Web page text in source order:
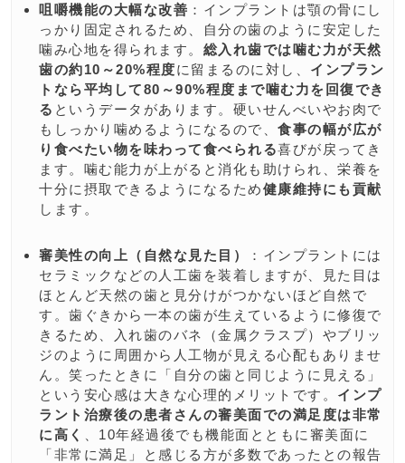
咀嚼機能の大幅な改善 ：インプラントは顎の骨にし
っかり固定されるため、自分の歯のように安定した
噛み心地を得られます。 総入れ歯では噛む力が天然
歯の約10～20%程度に留まるのに対し、 インプラン
トなら平均して80～90%程度まで噛む力を回復でき
る というデータがあります​。硬いせんべいやお肉で
もしっかり噛めるようになるので、 食事の幅が広が
り食べたい物を味わって食べられる喜びが戻ってき
ます。噛む能力が上がると消化も助けられ、栄養を
十分に摂取できるようになるため健康維持にも貢献
します。
審美性の向上（自然な見た目）
：インプラントには
セラミックなどの人工歯を装着しますが、見た目は
ほとんど天然の歯と見分けがつかないほど自然で
す。歯ぐきから一本の歯が生えているように修復で
きるため、入れ歯のバネ（金属クラスプ）やブリッ
ジのように周囲から人工物が見える心配もありませ
ん。笑ったときに「自分の歯と同じように見える」
という安心感は大きな心理的メリットです。 インプ
ラント治療後の患者さんの審美面での満足度は非常
に高く
、10年経過後でも機能面とともに審美面に
「非常に満足」と感じる方が多数であったとの報告